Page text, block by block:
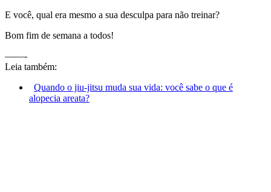
E você, qual era mesmo a sua desculpa para não treinar?
Bom fim de semana a todos!
——-
Leia também:
Quando o jiu-jitsu muda sua vida: você sabe o que é
alopecia areata?